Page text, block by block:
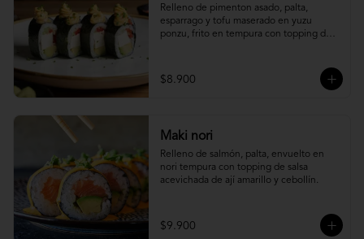
Relleno de pimenton asado, palta,
esparrago y tofu maserado en yuzu
ponzu, frito en tempura con topping de
$8.900
Maki nori
Relleno de salmón, palta, envuelto en
nori tempura con topping de salsa
acevichada de ají amarillo y cebollín.
$9.900